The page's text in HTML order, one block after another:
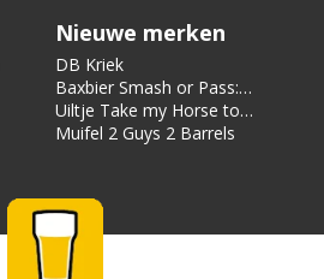
Nieuwe merken
DB Kriek
Baxbier Smash or Pass:
Strata
Uiltje Take my Horse to
the Hotel Room
Muifel 2 Guys 2 Barrels